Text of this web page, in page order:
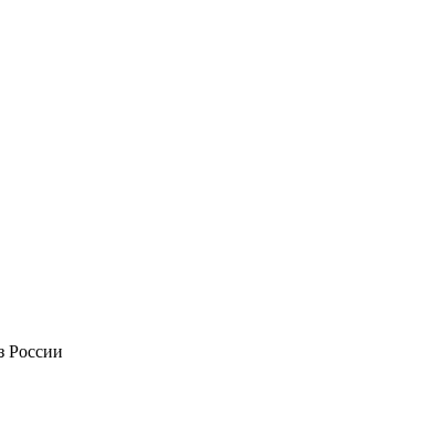
России